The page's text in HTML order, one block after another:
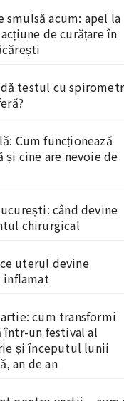
acum: apel la
de curățare în
testul cu
Cum funcționează
și cine are nevoie de
când devine
chirurgical
uterul devine
inflamat
cum transformi
într-un festival al
și începutul lunii
an de an